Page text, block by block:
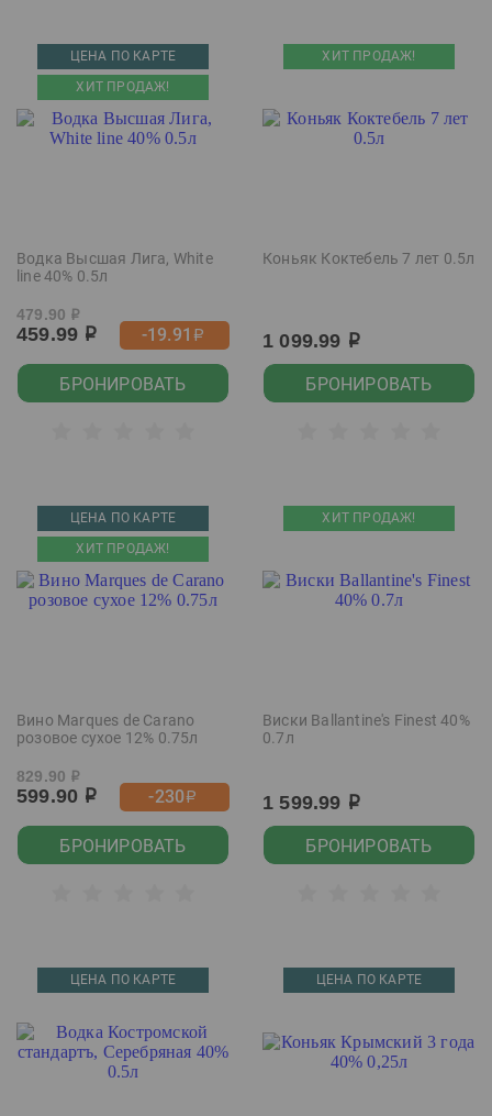
ЦЕНА ПО КАРТЕ
ХИТ ПРОДАЖ!
Водка Высшая Лига, White
line 40% 0.5л
479.90 р
459.99 р -19.91 р
БРОНИРОВАТЬ
ХИТ ПРОДАЖ!
Коньяк Коктебель 7 лет 0.5л
1 099.99 р
БРОНИРОВАТЬ
ЦЕНА ПО КАРТЕ
ХИТ ПРОДАЖ!
Вино Marques de Carano
розовое сухое 12% 0.75л
829.90 р
599.90 р -230р
БРОНИРОВАТЬ
ХИТ ПРОДАЖ!
Виски Ballantine's Finest 40%
0.7л
1 599.99 р
БРОНИРОВАТЬ
ЦЕНА ПО КАРТЕ ЦЕНА ПО КАРТЕ